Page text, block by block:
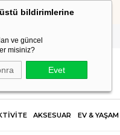
bildirimlerine
ve güncel
misiniz?
Evet
AKSESUAR EV & YAŞAM